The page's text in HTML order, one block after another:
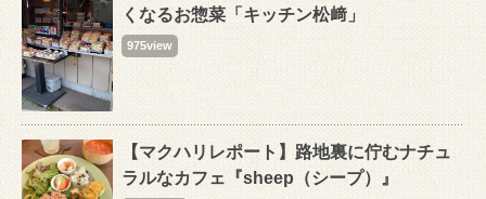
くなるお惣菜「キッチン松﨑」
975view
【マクハリレポート】路地裏に佇むナチュ
ラルなカフェ『sheep（シープ）』